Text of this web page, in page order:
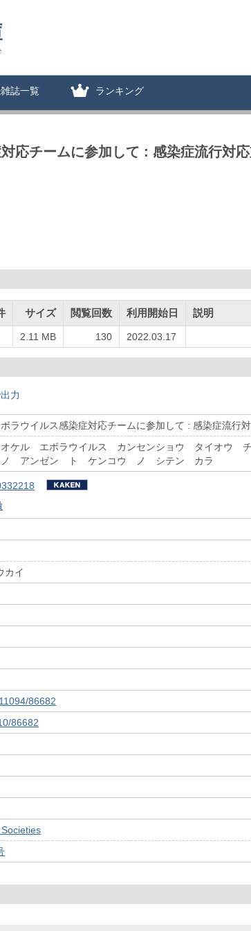
誌一覧 ランキング
応チームに参加して : 感染症流行対
サイズ 閲覧回数 利用開始日 説明
2.11 MB 130 2022.03.17
力
ラウイルス感染症対応チームに参加して : 感染症流行
ケル エボラウイルス カンセンショウ タイオウ
ノ アンゼン ト ケンコウ ノ シテン カラ
イ
86682
86682